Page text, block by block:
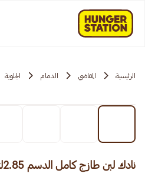
الرئيسية المقاضي الدمام الجلوية
نادك لبن طازج كامل الدسم 2.85لتر